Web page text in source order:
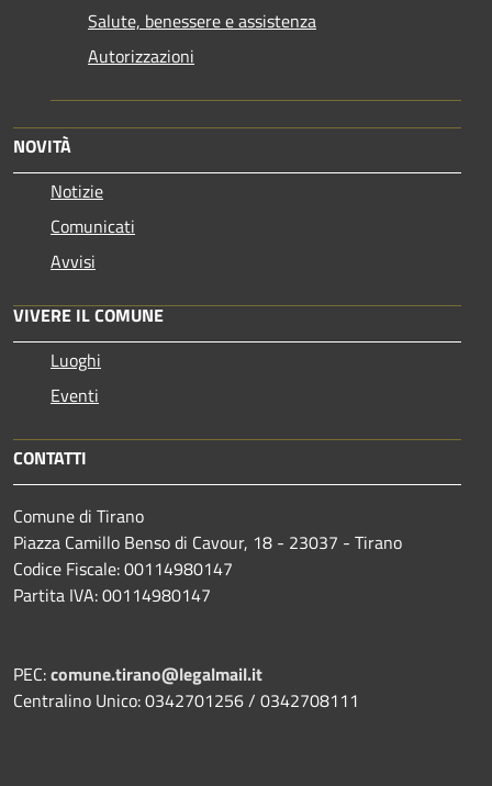
Salute, benessere e assistenza
Autorizzazioni
NOVITÀ
Notizie
Comunicati
Avvisi
VIVERE IL COMUNE
Luoghi
Eventi
CONTATTI
Comune di Tirano
Piazza Camillo Benso di Cavour, 18 - 23037 - Tirano
Codice Fiscale: 00114980147
Partita IVA: 00114980147
PEC:comune.tirano@legalmail.it
Centralino Unico: 0342701256 / 0342708111